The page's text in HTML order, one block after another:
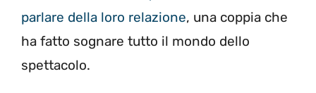
parlare della loro relazione, una coppia che
ha fatto sognare tutto il mondo dello
spettacolo.